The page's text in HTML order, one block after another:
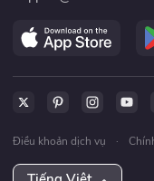
Điều khoản dịch vụ ·